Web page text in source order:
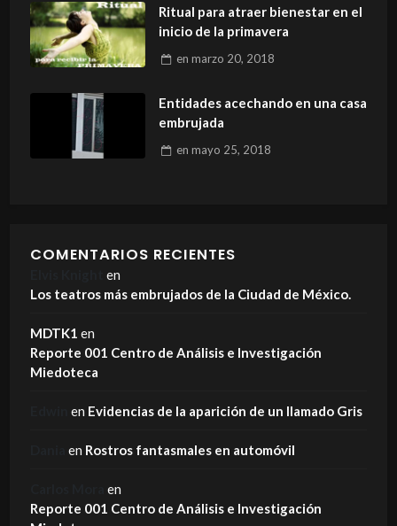
Ritual para atraer bienestar en el
inicio de la primavera
en marzo 20, 2018
Entidades acechando en una casa
embrujada
en mayo 25, 2018
COMENTARIOS RECIENTES
en
Los teatros más embrujados de la Ciudad de México.
MDTK1 en
Reporte 001 Centro de Análisis e Investigación
Miedoteca
en Evidencias de la aparición de un llamado Gris
en Rostros fantasmales en automóvil
en
Reporte 001 Centro de Análisis e Investigación